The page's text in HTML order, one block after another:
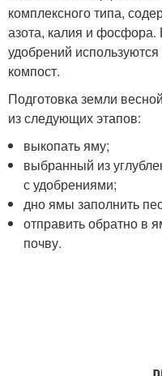
комплексного типа,
азота, калия и фосфора.
удобрений
компост.
Подготовка земли
из следующих этапов:
выкопать яму;
выбранный из
с удобрениями;
дно ямы заполнить
отправить обратно в
почву.